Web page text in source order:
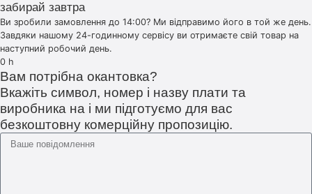
забирай завтра
Ви зробили замовлення до 14:00? Ми відправимо його в той же день.
Завдяки нашому 24-годинному сервісу ви отримаєте свій товар на
наступний робочий день.
0 h
Вам потрібна окантовка?
Вкажіть символ, номер і назву плати та
виробника на і ми підготуємо для вас
безкоштовну комерційну пропозицію.